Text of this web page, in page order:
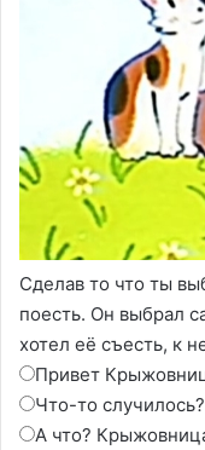
Сделав то что ты
поесть. Он выбрал
хотел её съесть, к
Привет
Что-то случилось?
А что?